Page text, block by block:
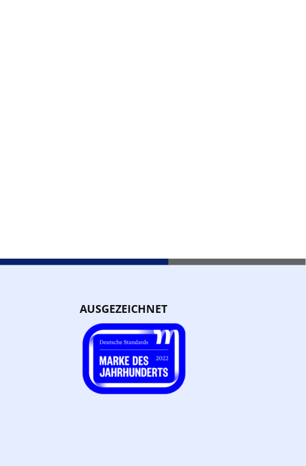
AUSGEZEICHNET